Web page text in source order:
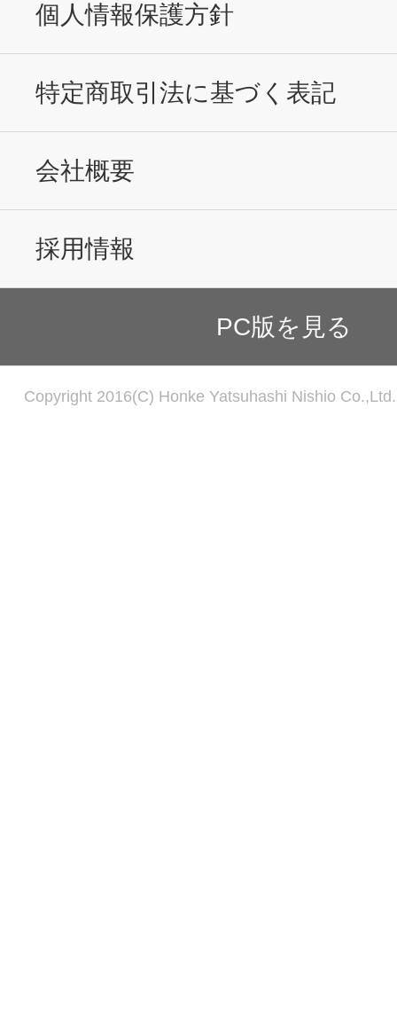
個人情報保護方針
特定商取引法に基づく表記
会社概要
採用情報
PC版を見る
Copyright 2016(C) Honke Yatsuhashi Nishio